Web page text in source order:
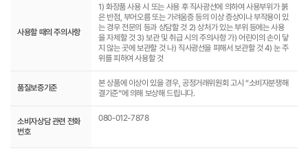
사용할 때의 주의사항
1) 화장품 사용 시 또는 사용 후 직사광선에 의하여 사용부위가 붉
은 반점, 부어오름 또는 가려움증 등의 이상 증상이나 부작용이 있
는 경우 전문의 등과 상담할 것 2) 상처가 있는 부위 등에는 사용
을 자제할 것 3) 보관 및 취급 시의 주의사항 가) 어린이의 손이 닿
지 않는 곳에 보관할 것 나) 직사광선을 피해서 보관할 것 4) 눈 주
위를 피하여 사용할 것
품질보증기준
본 상품에 이상이 있을 경우, 공정거래위원회 고시 “소비자분쟁해
결기준”에 의해 보상해 드립니다.
소비자상담 관련 전화
번호
080-012-7878